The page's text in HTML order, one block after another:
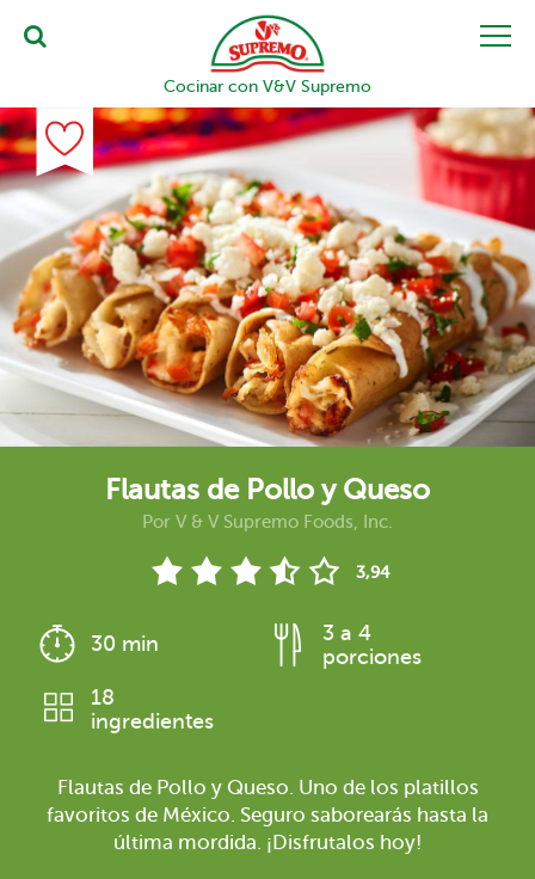
Cocinar con V&V Supremo
Flautas de Pollo y Queso
Por V & V Supremo Foods, Inc.
3,94
30 min
3 a 4
porciones
18
ingredientes
Flautas de Pollo y Queso. Uno de los platillos
favoritos de México. Seguro saborearás hasta la
última mordida. ¡Disfrutalos hoy!